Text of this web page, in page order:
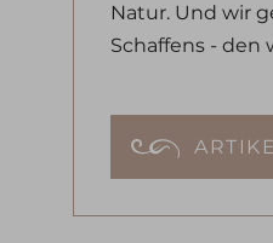
Natur. Und wir
Schaffens - den